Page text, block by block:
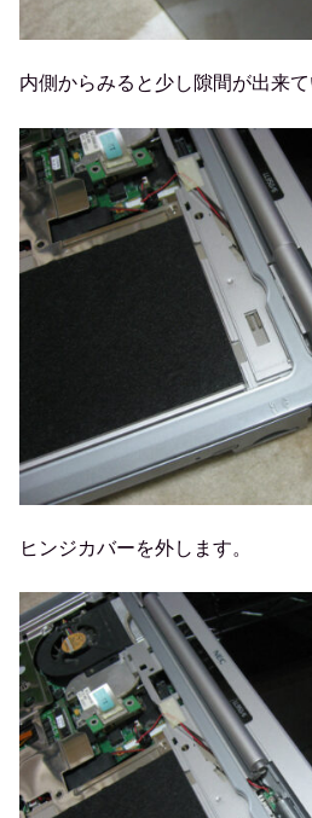
内側からみると少し隙間が出来て
ヒンジカバーを外します。